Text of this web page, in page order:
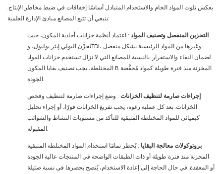
يعكس تلوث المواد الخام والاستخدام المتبادل أساسًا إخفاقات في ضبط مخاطر الإنتاج.
ينبغي أن تتبع المصانع مبادئ الإدارة العلمية:
التخزين المنفصل وتصنيف المواد : اعتماد أنظمة خزانات أحادية المكون، حيث
تُخزَّن البولي إيثر بوليول، وTDI، وغيرها من المواد الرئيسية بشكل منفصل
لضمان النقاء والاستقرار. بالنسبة للمصانع التي لا تزال تستخدم خزانات المواد
المختلطة، يجب تصنيف بقايا المكون B المخزنة منذ فترة طويلة كمواد مُخفَّضة
الجودة.
إجراءات صارمة لتنظيف الخزانات : وضع إجراءات صارمة لتنظيف وفحص
الخزانات. بعد كل عملية رغوة، يجب تفريغ الخزانات فورًا، أو إجراء تحليل
كيميائي للمواد المختلطة المتبقية للتأكد من مستويات النشاط والشوائب
المقبولة.
بروتوكولات معالجة البقايا : يُحظر تمامًا استخدام المواد المختلطة المتبقية
المخزنة منذ فترة طويلة أو ذات الطبقات الواضحة في المنتجات عالية الجودة
أو المعقدة. في حال الحاجة إلى إعادة الاستخدام، يُنصح بحصرها في نسبة ضئيلة